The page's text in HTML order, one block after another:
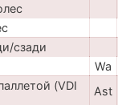
сзади
Wa
(VDI
Ast